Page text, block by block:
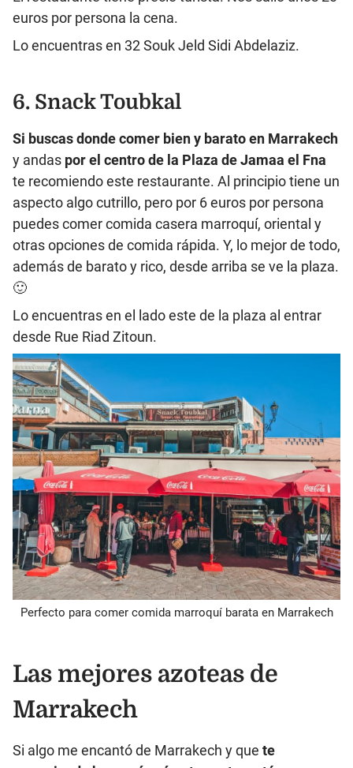
euros por persona la cena.
Lo encuentras en 32 Souk Jeld Sidi Abdelaziz.
6. Snack Toubkal
Si buscas donde comer bien y barato en Marrakech
y andas por el centro de la Plaza de Jamaa el Fna
te recomiendo este restaurante. Al principio tiene un
aspecto algo cutrillo, pero por 6 euros por persona
puedes comer comida casera marroquí, oriental y
otras opciones de comida rápida. Y, lo mejor de todo,
además de barato y rico, desde arriba se ve la plaza.
🙂
Lo encuentras en el lado este de la plaza al entrar
desde Rue Riad Zitoun.
Perfecto para comer comida marroquí barata en Marrakech
Las mejores azoteas de
Marrakech
Si algo me encantó de Marrakech y que te